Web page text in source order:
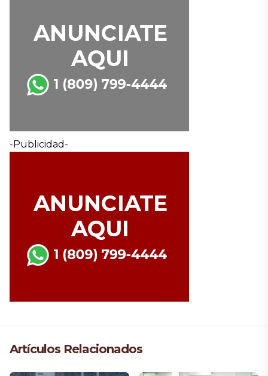
-Publicidad-
Artículos Relacionados